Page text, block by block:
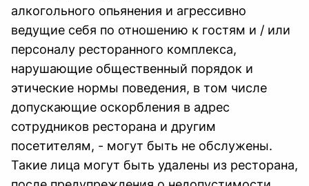
алкогольного опьянения и агрессивно
ведущие себя по отношению к гостям и / или
персоналу ресторанного комплекса,
нарушающие общественный порядок и
этические нормы поведения, в том числе
допускающие оскорбления в адрес
сотрудников ресторана и другим
посетителям, - могут быть не обслужены.
Такие лица могут быть удалены из ресторана,